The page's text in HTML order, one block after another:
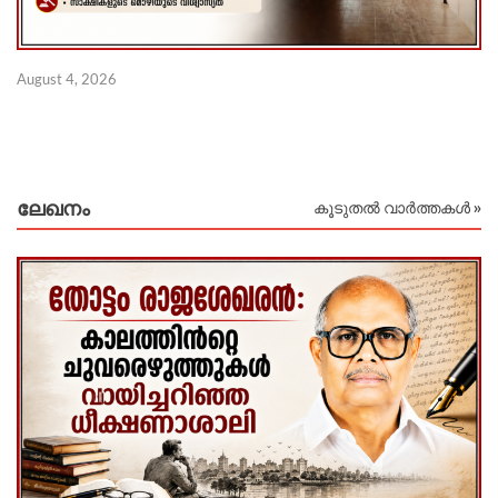
August 4, 2026
ലേഖനം കൂടുതൽ വാർത്തകൾ »